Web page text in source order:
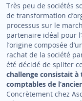
Très peu de sociétés
de transformation
processus sur le
partenaire idéal pour
l’origine composée
rachat de la société
été décidé de spliter
challenge consistait à
comptables de
Concrètement chez